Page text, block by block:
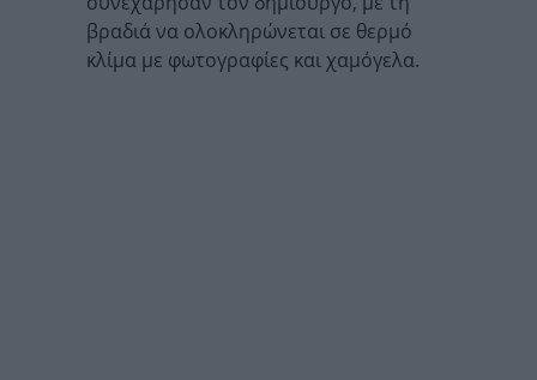
βραδιά να ολοκληρώνεται σε θερμό
κλίμα με φωτογραφίες και χαμόγελα.